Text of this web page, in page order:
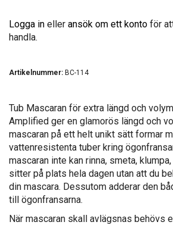
Logga in eller ansök om ett konto för
handla.
Artikelnummer: BC-114
Tub Mascaran för extra längd och
Amplified ger en glamorös längd och
mascaran på ett helt unikt sätt formar
vattenresistenta tuber kring
mascaran inte kan rinna, smeta,
sitter på plats hela dagen utan att du
din mascara. Dessutom adderar den
till ögonfransarna.
När mascaran skall avlägsnas behövs